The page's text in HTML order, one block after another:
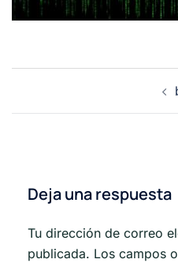
entradas
Deja una respuesta
Tu dirección de correo
publicada. Los campos